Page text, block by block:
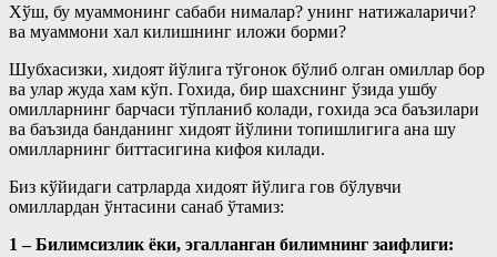
Салафлар дурдоналаридан
Талоқ китоби
Туширмалар
Хар ҳил
Ҳаж Мавсуми
Ҳикматлар
Шерикликлар китоби
Муаллими-Соний
Муслималар учун
Мусулмоннинг қўрғони
Муҳаррам
Хўш, бу муаммонинг сабаби нималар? унинг натижаларичи?
ва муаммони хал килишнинг иложи борми?
Шубхасизки, хидоят йўлига тўгонок бўлиб олган омиллар бор
ва улар жуда хам кўп. Гохида, бир шахснинг ўзида ушбу
омилларнинг барчаси тўпланиб колади, гохида эса баъзилари
ва баъзида банданинг хидоят йўлини топишлигига ана шу
омилларнинг биттасигина кифоя килади.
Биз кўйидаги сатрларда хидоят йўлига гов бўлувчи
омиллардан ўнтасини санаб ўтамиз:
1 – Билимсизлик ёки, эгалланган билимнинг заифлиги: